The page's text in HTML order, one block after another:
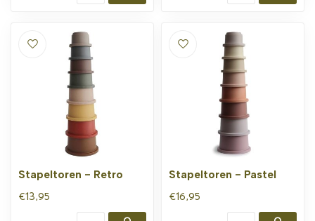
Stapeltoren - Retro
€13,95
Stapeltoren - Pastel
€16,95